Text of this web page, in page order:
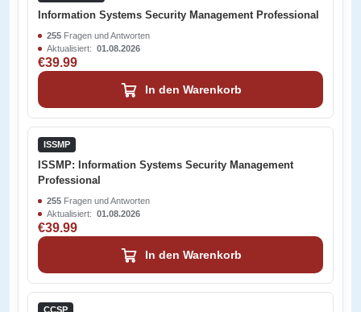
Information Systems Security Management Professional
255 Fragen und Antworten
Aktualisiert: 01.08.2026
€39.99
In den Warenkorb
ISSMP
ISSMP: Information Systems Security Management
Professional
255 Fragen und Antworten
Aktualisiert: 01.08.2026
€39.99
In den Warenkorb
CCSP